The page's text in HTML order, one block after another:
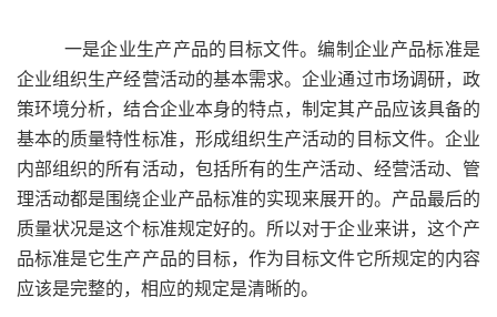
一是企业生产产品的目标文件。编制企业产品标准是
企业组织生产经营活动的基本需求。企业通过市场调研，政
策环境分析，结合企业本身的特点，制定其产品应该具备的
基本的质量特性标准，形成组织生产活动的目标文件。企业
内部组织的所有活动，包括所有的生产活动、经营活动、管
理活动都是围绕企业产品标准的实现来展开的。产品最后的
质量状况是这个标准规定好的。所以对于企业来讲，这个产
品标准是它生产产品的目标，作为目标文件它所规定的内容
应该是完整的，相应的规定是清晰的。